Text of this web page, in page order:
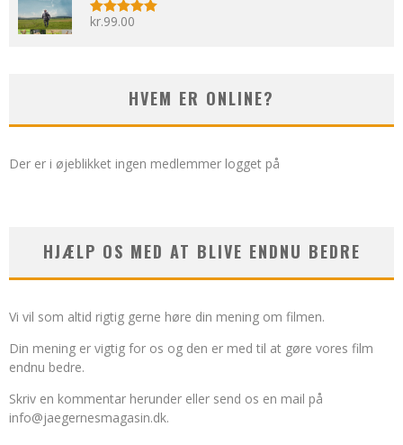
Vurderet
kr.99.00
HVEM ER ONLINE?
Der er i øjeblikket ingen medlemmer logget på
HJÆLP OS MED AT BLIVE ENDNU BEDRE
Vi vil som altid rigtig gerne høre din mening om filmen.
Din mening er vigtig for os og den er med til at gøre vores film
endnu bedre.
Skriv en kommentar herunder eller send os en mail på
info@jaegernesmagasin.dk.